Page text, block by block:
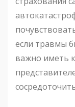
если травмы
важно иметь